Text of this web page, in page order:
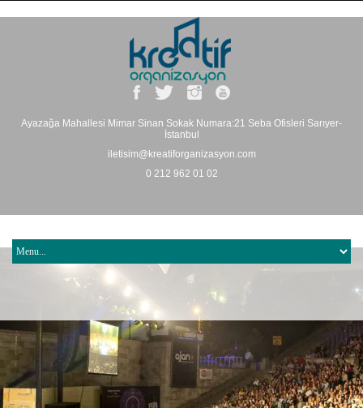
Ayazağa Mahallesi Mimar Sinan Sokak Numara:21 Seba Ofisleri Sarıyer-
İstanbul
iletisim@kreatiforganizasyon.com
0 212 962 01 02